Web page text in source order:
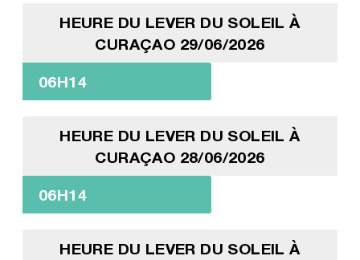
HEURE DU LEVER DU SOLEIL À
CURAÇAO 29/06/2026
06H14
HEURE DU LEVER DU SOLEIL À
CURAÇAO 28/06/2026
06H14
HEURE DU LEVER DU SOLEIL À